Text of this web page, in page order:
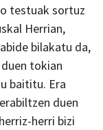
testuak sortuz
Herrian,
bilakatu da,
tokian
baititu. Era
duen
herri bizi